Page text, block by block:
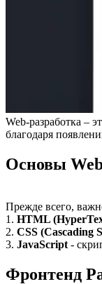
Web-разработка –
благодаря
Основы
Прежде всего,
1. HTML
2. CSS (Cascading
3. JavaScript -
Фронтенд